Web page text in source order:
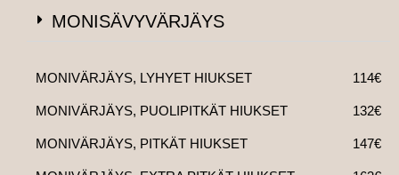
MONISÄVYVÄRJÄYS
MONIVÄRJÄYS, LYHYET HIUKSET 114€
MONIVÄRJÄYS, PUOLIPITKÄT HIUKSET 132€
MONIVÄRJÄYS, PITKÄT HIUKSET 147€